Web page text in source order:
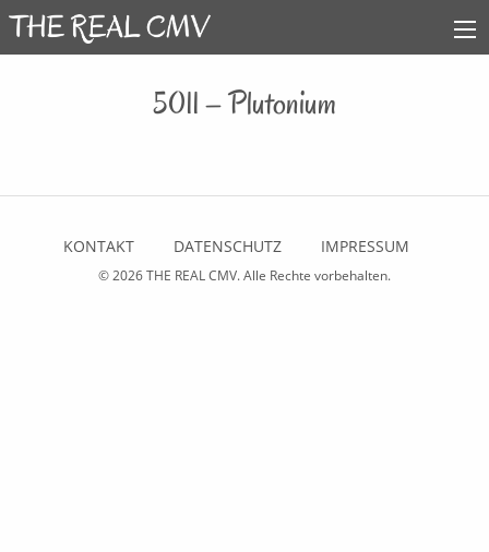
5011 – Plutonium
KONTAKT DATENSCHUTZ IMPRESSUM
© 2026THE REAL CMV. Alle Rechte vorbehalten.